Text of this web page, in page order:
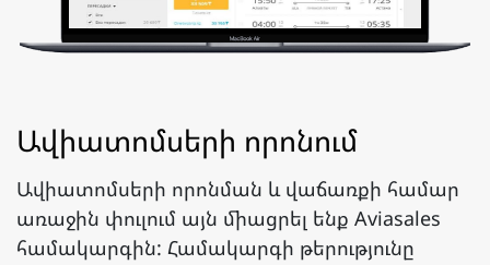
Ավիատոմսերի որոնում
Ավիատոմսերի որոնման և վաճառքի համար
առաջին փուլում այն միացրել ենք Aviasales
համակարգին: Համակարգի թերությունը